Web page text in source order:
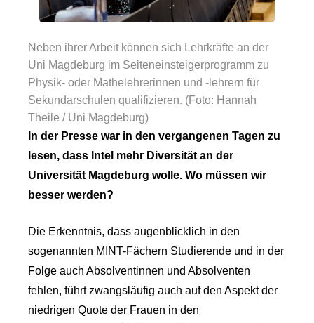
Neben ihrer Arbeit können sich Lehrkräfte an der
Uni Magdeburg im Seiteneinsteigerprogramm zu
Physik- oder Mathelehrerinnen und -lehrern für
Sekundarschulen qualifizieren. (Foto: Hannah
Theile / Uni Magdeburg)
In der Presse war in den vergangenen Tagen zu
lesen, dass Intel mehr Diversität an der
Universität Magdeburg wolle. Wo müssen wir
besser werden?
Die Erkenntnis, dass augenblicklich in den
sogenannten MINT-Fächern Studierende und in der
Folge auch Absolventinnen und Absolventen
fehlen, führt zwangsläufig auch auf den Aspekt der
niedrigen Quote der Frauen in den